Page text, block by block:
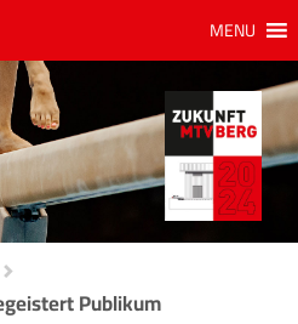
MENU
Publikum